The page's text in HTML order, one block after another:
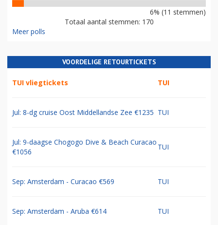
6% (11 stemmen)
Totaal aantal stemmen: 170
Meer polls
VOORDELIGE RETOURTICKETS
TUI vliegtickets TUI
Jul: 8-dg cruise Oost Middellandse Zee €1235 TUI
Jul: 9-daagse Chogogo Dive & Beach Curacao
€1056
TUI
Sep: Amsterdam - Curacao €569 TUI
Sep: Amsterdam - Aruba €614 TUI